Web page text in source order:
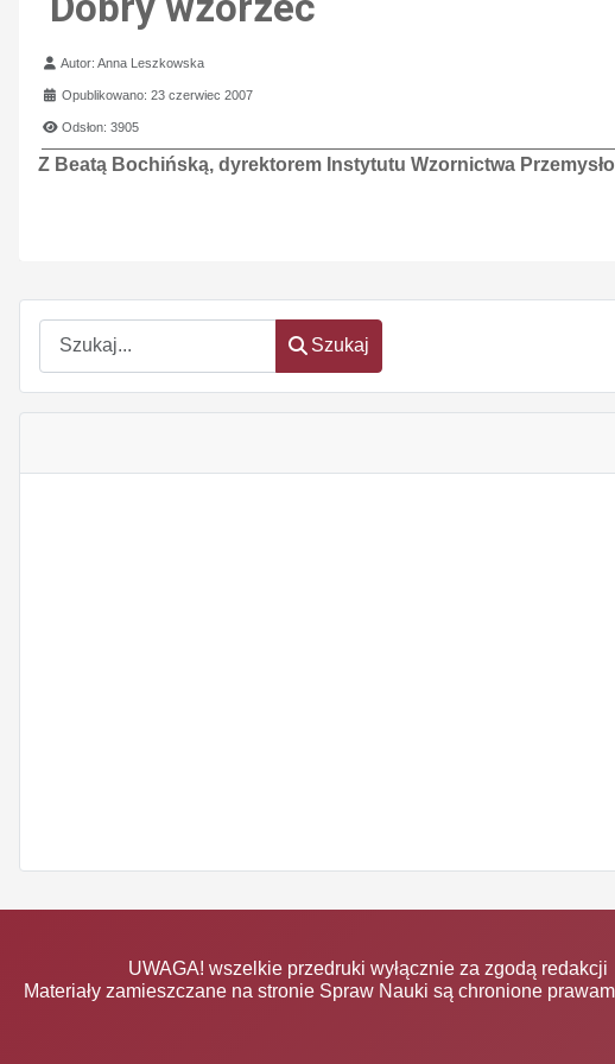
Szukaj
Szukaj
Szczegóły
Autor:Anna Leszkowska
Opublikowano: 23 czerwiec 2007
Odsłon: 3905
Z Beatą Bochińską, dyrektorem Instytutu Wzornictwa
UWAGA! wszelkie przedruki wyłącznie za zgodą redakcji
Materiały zamieszczane na stronie Spraw Nauki są chronione